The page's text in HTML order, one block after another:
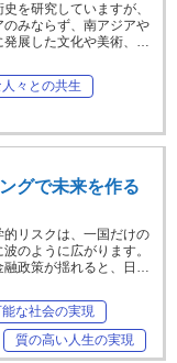
を研究していますが、
みならず、南アジアや
発展した文化や美術、…
々との共生
グで未来を作る
リスクは、一国だけの
のように広がります。
融政策が揺れると、日…
な社会の実現
質の高い人生の実現